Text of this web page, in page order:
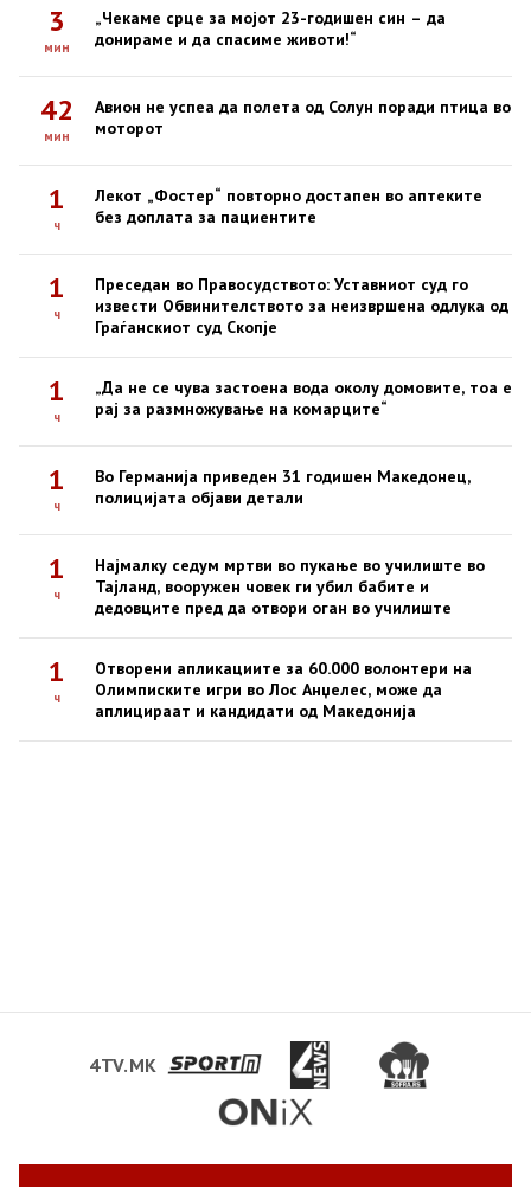
3
мин
„Чекаме срце за мојот 23-годишен син – да
донираме и да спасиме животи!“
42
мин
Авион не успеа да полета од Солун поради птица во
моторот
1
ч
Лекот „Фостер“ повторно достапен во аптеките
без доплата за пациентите
1
ч
Преседан во Правосудството: Уставниот суд го
извести Обвинителството за неизвршена одлука од
Граѓанскиот суд Скопје
1
ч
„Да не се чува застоена вода околу домовите, тоа е
рај за размножување на комарците“
1
ч
Во Германија приведен 31 годишен Македонец,
полицијата објави детали
1
ч
Најмалку седум мртви во пукање во училиште во
Тајланд, вооружен човек ги убил бабите и
дедовците пред да отвори оган во училиште
1
ч
Отворени апликациите за 60.000 волонтери на
Олимписките игри во Лос Анџелес, може да
аплицираат и кандидати од Македонија
4TV.MK